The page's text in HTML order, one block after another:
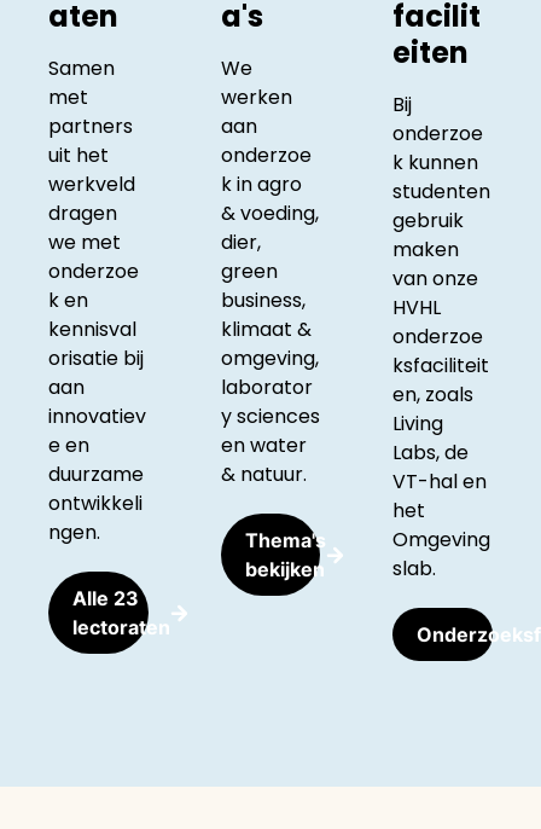
aten
Samen
met
partners
uit het
werkveld
dragen
we met
onderzoe
k en
kennisval
orisatie bij
aan
innovatiev
e en
duurzame
ontwikkeli
ngen.
Alle 23
lectoraten
a's
We
werken
aan
onderzoe
k in agro
& voeding,
dier,
green
business,
klimaat &
omgeving,
laborator
y sciences
en water
& natuur.
Thema's
bekijken
facilit
eiten
Bij
onderzoe
k kunnen
studenten
gebruik
maken
van onze
HVHL
onderzoe
ksfaciliteit
en, zoals
Living
Labs, de
VT-hal en
het
Omgeving
slab.